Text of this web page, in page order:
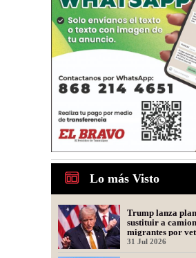
Lo más Visto
Trump lanza
sustituir a
migrantes por
Ejército
31 Jul 2026